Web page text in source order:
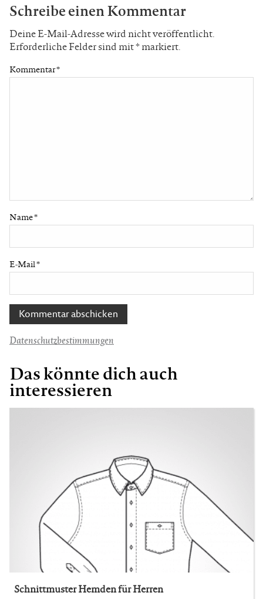
Schreibe einen Kommentar
Deine E-Mail-Adresse wird nicht veröffentlicht.
Erforderliche Felder sind mit*markiert.
Kommentar*
Name*
E-Mail*
Datenschutzbestimmungen
Das könnte dich auch
interessieren
Schnittmuster Hemden für Herren